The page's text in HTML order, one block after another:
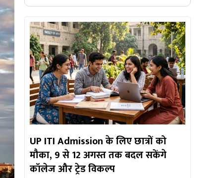
UP ITI Admission के लिए छात्रों को
मौका, 9 से 12 अगस्त तक बदल सकेंगे
कॉलेज और ट्रेड विकल्प